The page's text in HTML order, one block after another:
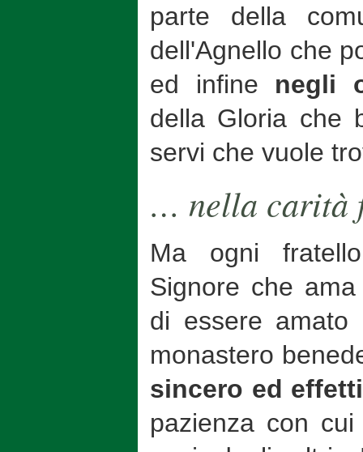
parte della
dell'Agnello che
ed infine negli
della Gloria che
servi che vuole
… nella carità
Ma ogni
Signore che
di essere
monastero
sincero ed
pazienza con